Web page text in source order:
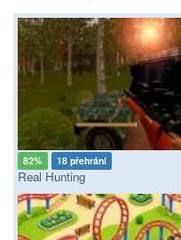
82% 18 přehrání
Real Hunting